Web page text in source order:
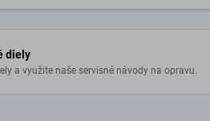
diely
a využite naše servisné návody na opravu.